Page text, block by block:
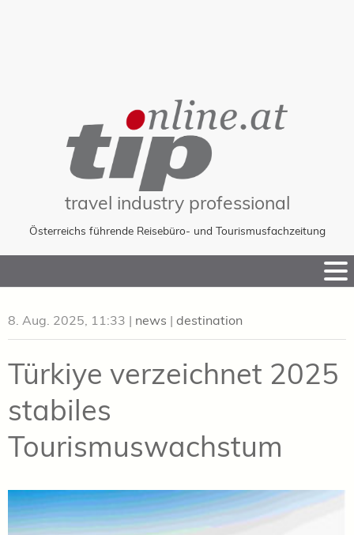
travel industry professional
Österreichs führende Reisebüro- und Tourismusfachzeitung
to
8. Aug. 2025, 11:33 | news | destination
Türkiye verzeichnet 2025
stabiles
Tourismuswachstum